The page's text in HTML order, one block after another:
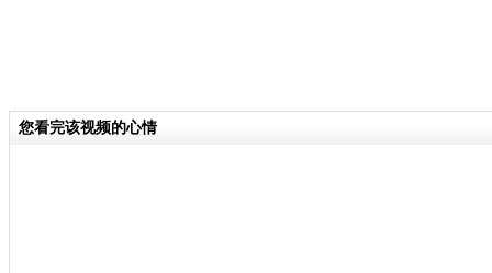
您看完该视频的心情